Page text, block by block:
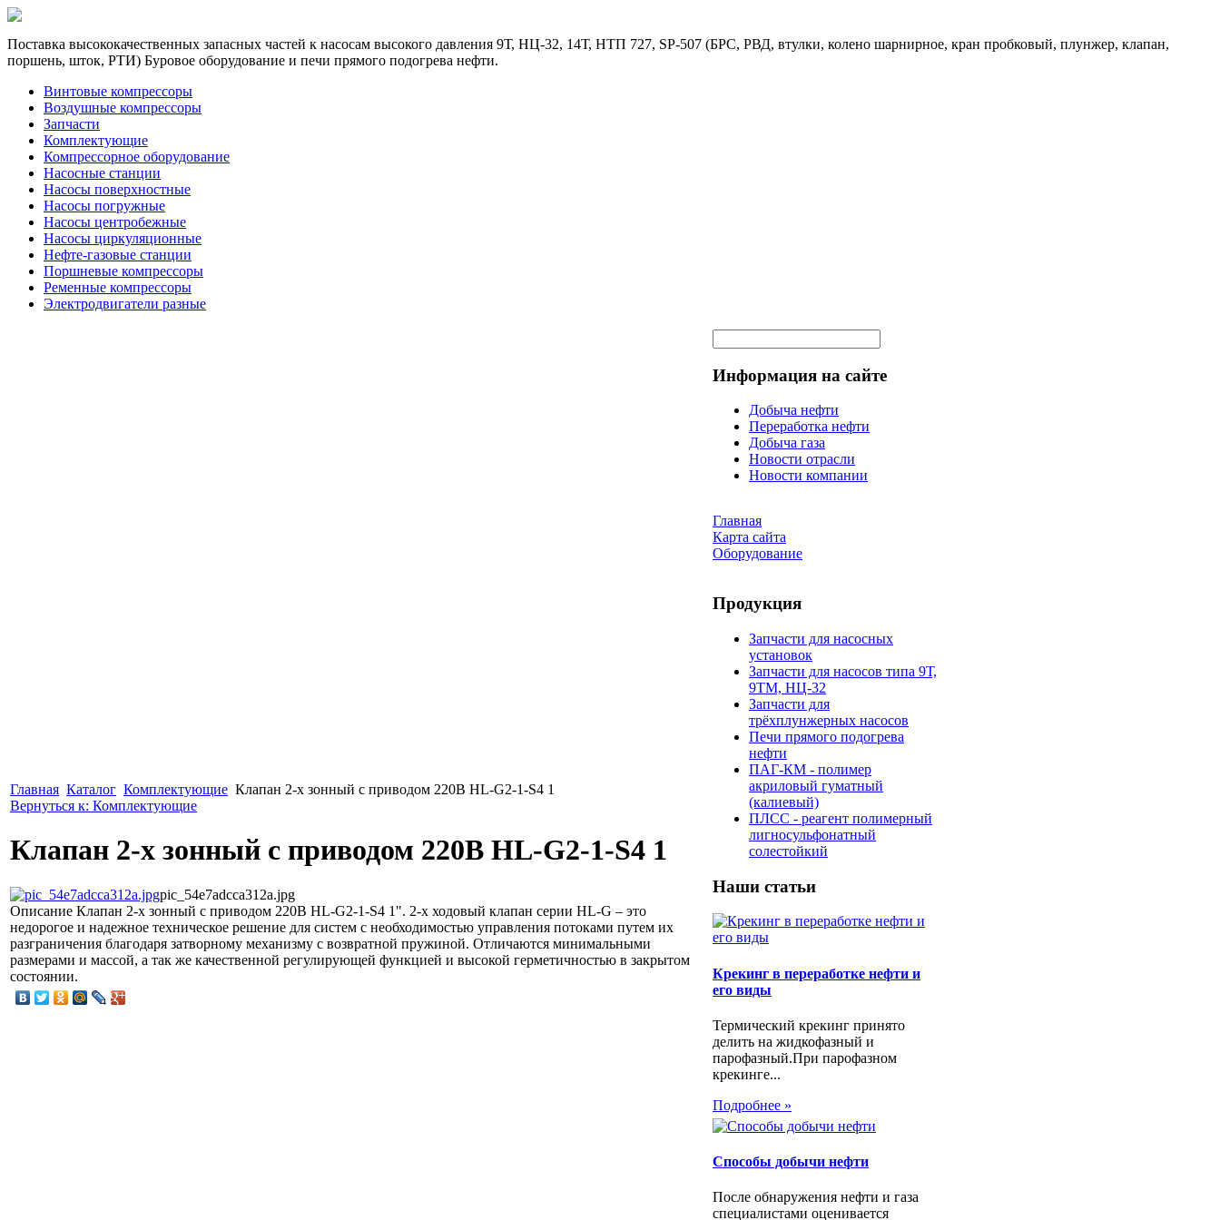
Поставка высококачественных запасных частей к насосам высокого давления 9Т, НЦ-32, 14Т, НТП 727, SP-507 (БРС, РВД, втулки, колено шарнирное, кран пробковый, плунжер, клапан,
поршень, шток, РТИ) Буровое оборудование и печи прямого подогрева нефти.
Винтовые компрессоры
Воздушные компрессоры
Запчасти
Комплектующие
Компрессорное оборудование
Насосные станции
Насосы поверхностные
Насосы погружные
Насосы центробежные
Насосы циркуляционные
Нефте-газовые станции
Поршневые компрессоры
Ременные компрессоры
Электродвигатели разные
Главная Каталог Комплектующие Клапан 2-х зонный с приводом 220В HL-G2-1-S4 1
Вернуться к: Комплектующие
Клапан 2-х зонный с приводом 220В HL-G2-1-S4 1
pic_54e7adcca312a.jpg
Описание Клапан 2-х зонный с приводом 220В HL-G2-1-S4 1". 2-х ходовый клапан серии HL-G – это
недорогое и надежное техническое решение для систем с необходимостью управления потоками путем их
разграничения благодаря затворному механизму с возвратной пружиной. Отличаются минимальными
размерами и массой, а так же качественной регулирующей функцией и высокой герметичностью в закрытом
состоянии.
Информация на сайте
Добыча нефти
Переработка нефти
Добыча газа
Новости отрасли
Новости компании
Главная
Карта сайта
Оборудование
Продукция
Запчасти для насосных
установок
Запчасти для насосов типа 9Т,
9ТМ, НЦ-32
Запчасти для
трёхплунжерных насосов
Печи прямого подогрева
нефти
ПАГ-КМ - полимер
акриловый гуматный
(калиевый)
ПЛСС - реагент полимерный
лигносульфонатный
солестойкий
Наши статьи
Крекинг в переработке нефти и
его виды
Термический крекинг принято
делить на жидкофазный и
парофазный.При парофазном
крекинге...
Подробнее »
Способы добычи нефти
После обнаружения нефти и газа
специалистами оценивается